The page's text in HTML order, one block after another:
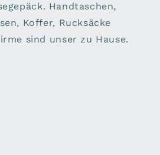
Handtaschen,
Koffer, Rucksäcke
sind unser zu Hause.